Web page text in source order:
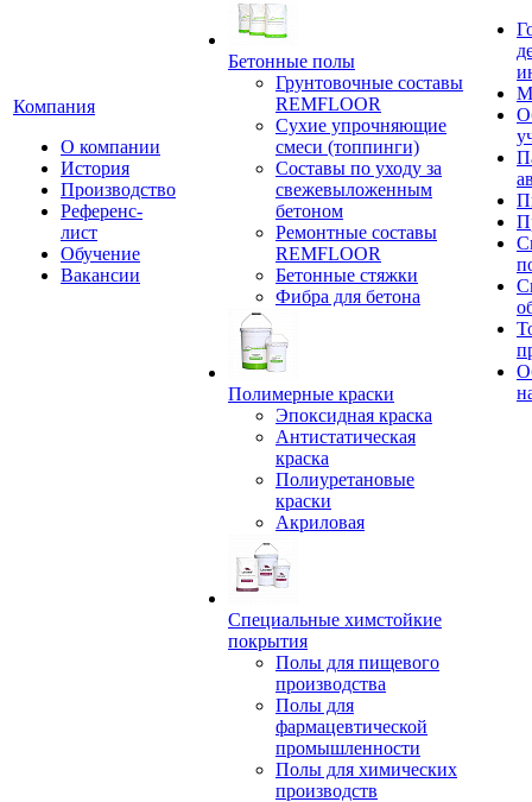
Компания
О компании
История
Производство
Референс-
лист
Обучение
Вакансии
Бетонные полы
Грунтовочные составы
REMFLOOR
Сухие упрочняющие
смеси (топпинги)
Составы по уходу за
свежевыложенным
бетоном
Ремонтные составы
REMFLOOR
Бетонные стяжки
Фибра для бетона
Полимерные краски
Эпоксидная краска
Антистатическая
краска
Полиуретановые
краски
Акриловая
Специальные химстойкие
покрытия
Полы для пищевого
производства
Полы для
фармацевтической
промышленности
Полы для химических
производств